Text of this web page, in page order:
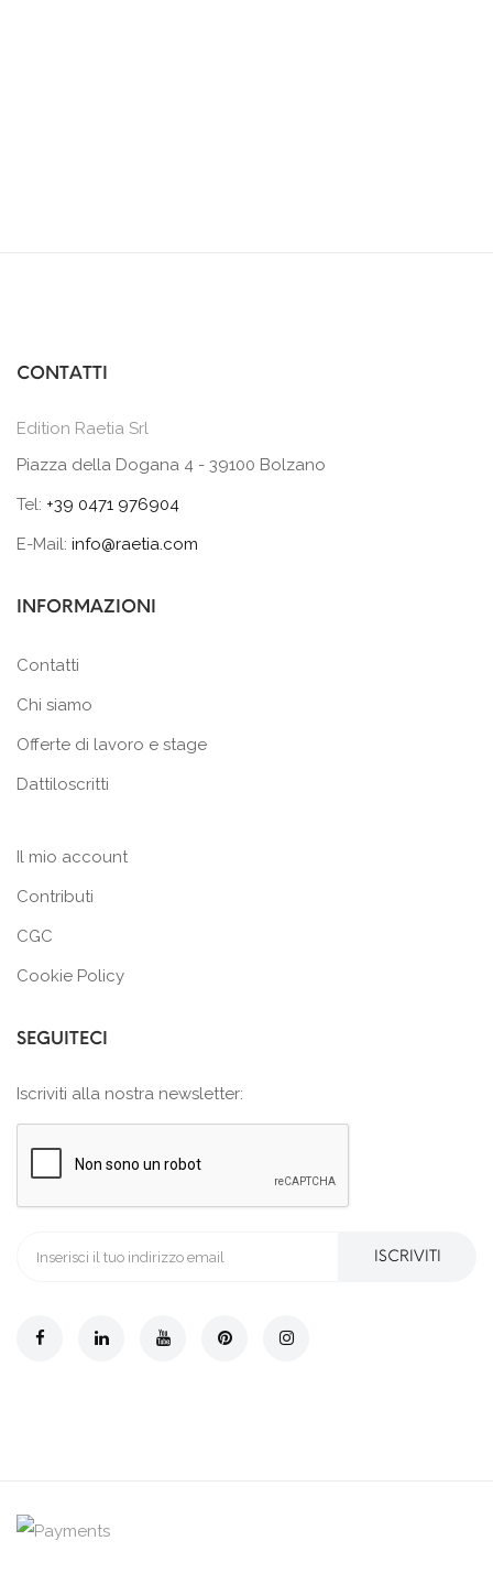
CONTATTI
Edition Raetia Srl
Piazza della Dogana 4 - 39100 Bolzano
Tel: +39 0471 976904
E-Mail: info@raetia.com
INFORMAZIONI
Contatti
Chi siamo
Offerte di lavoro e stage
Dattiloscritti
Il mio account
Contributi
CGC
Cookie Policy
SEGUITECI
Iscriviti alla nostra newsletter:
ISCRIVITI